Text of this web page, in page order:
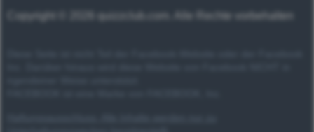
Copyright © 2026 quizzclub.com. Alle Rechte vorbehalten